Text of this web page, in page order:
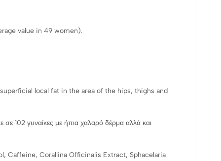
value in 49 women).
local fat in the area of the hips, thighs and
102 γυναίκες με ήπια χαλαρό δέρμα αλλά και
Caffeine, Corallina Officinalis Extract, Sphacelaria